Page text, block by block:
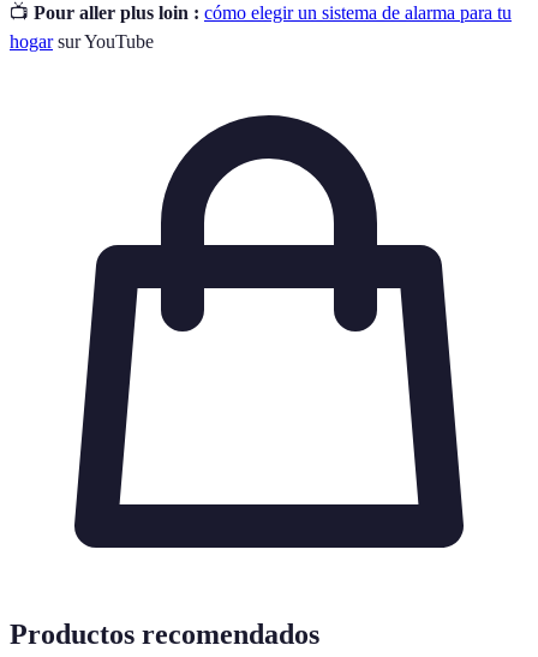
📺 Pour aller plus loin : cómo elegir un sistema de alarma para tu
hogarsur YouTube
Productos recomendados